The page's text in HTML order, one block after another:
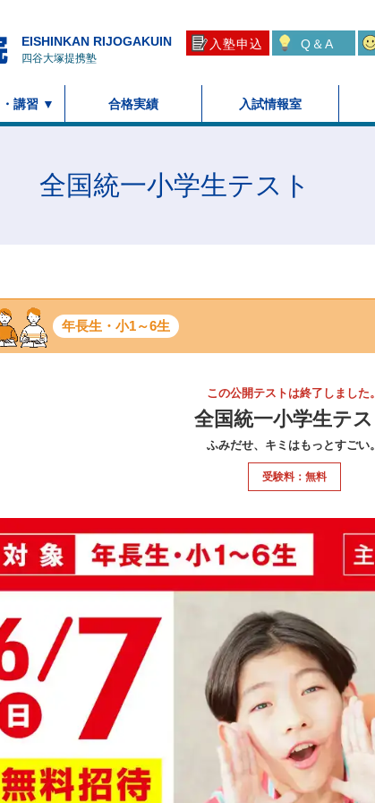
EISHINKAN RIJOGAKUIN
四谷大塚提携塾
講習 ▼ 合格実績 入試情報室
入塾申込 Q＆A
全国統一小学生テスト
年長生・ 小1～6生
この公開テストは終了しました
全国統一小学生テ
ふみだせ、キミはもっとすごい
受験料：無料